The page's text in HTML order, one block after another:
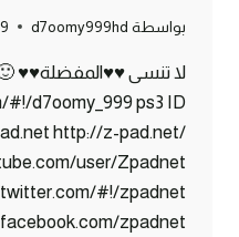
بواسطة d7oomy999hd
29
لا تنسى ♥♥المفضلة♥♥ 🙂
d7oomy_999 ps3 ID
http://z-pad.net/
user/Zpadnet
#!/zpadnet
zpadnet